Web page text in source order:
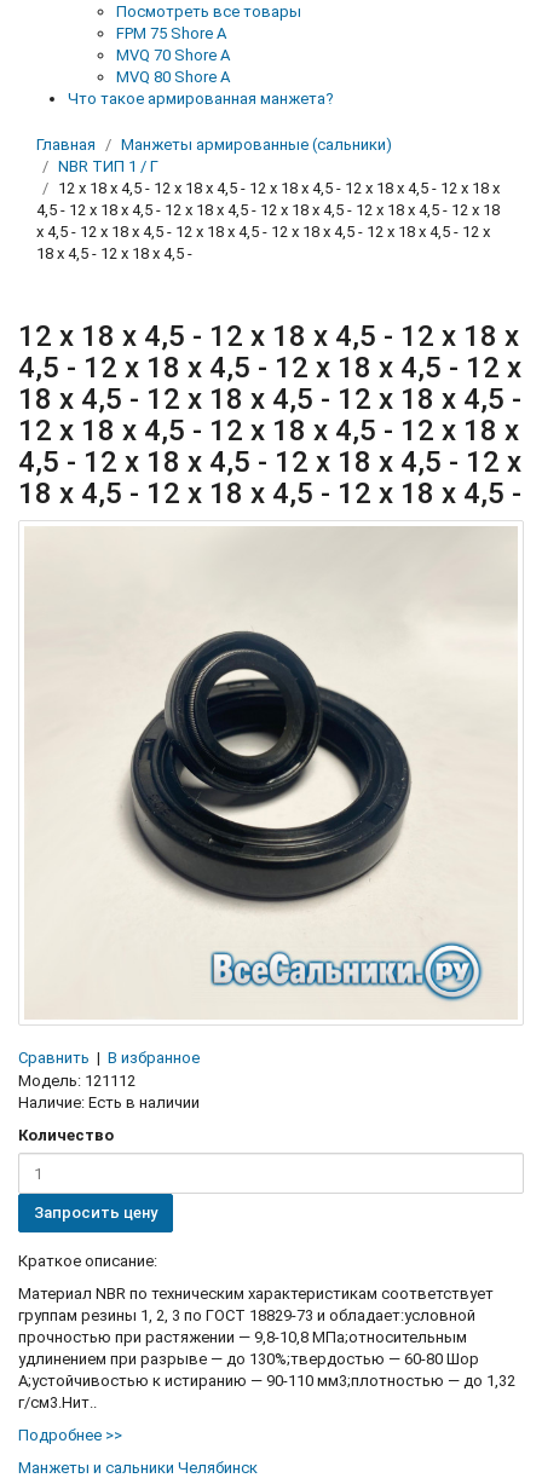
Посмотреть все товары
FPM 75 Shore A
MVQ 70 Shore A
MVQ 80 Shore A
Что такое армированная манжета?
Главная
Манжеты армированные (сальники)
NBR ТИП 1 / Г
12 x 18 x 4,5 - 12 x 18 x 4,5 - 12 x 18 x 4,5 - 12 x 18 x 4,5 - 12 x 18 x
4,5 - 12 x 18 x 4,5 - 12 x 18 x 4,5 - 12 x 18 x 4,5 - 12 x 18 x 4,5 - 12 x 18
x 4,5 - 12 x 18 x 4,5 - 12 x 18 x 4,5 - 12 x 18 x 4,5 - 12 x 18 x 4,5 - 12 x
18 x 4,5 - 12 x 18 x 4,5 -
12 x 18 x 4,5 - 12 x 18 x 4,5 - 12 x 18 x
4,5 - 12 x 18 x 4,5 - 12 x 18 x 4,5 - 12 x
18 x 4,5 - 12 x 18 x 4,5 - 12 x 18 x 4,5 -
12 x 18 x 4,5 - 12 x 18 x 4,5 - 12 x 18 x
4,5 - 12 x 18 x 4,5 - 12 x 18 x 4,5 - 12 x
18 x 4,5 - 12 x 18 x 4,5 - 12 x 18 x 4,5 -
Сравнить | В избранное
Модель: 121112
Наличие: Есть в наличии
Количество
Запросить цену
Краткое описание:
Материал NBR по техническим характеристикам соответствует
группам резины 1, 2, 3 по ГОСТ 18829-73 и обладает:условной
прочностью при растяжении — 9,8-10,8 МПа;относительным
удлинением при разрыве — до 130%;твердостью — 60-80 Шор
А;устойчивостью к истиранию — 90-110 мм3;плотностью — до 1,32
г/см3.Нит..
Подробнее >>
Манжеты и сальники Челябинск